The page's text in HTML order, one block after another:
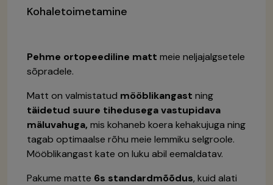
Kohaletoimetamine
Pehme ortopeediline matt meie neljajalgsetele
sõpradele.
Matt on valmistatud mööblikangast ning
täidetud suure tihedusega vastupidava
mäluvahuga, mis kohaneb koera kehakujuga ning
tagab optimaalse rõhu meie lemmiku selgroole.
Mööblikangast kate on luku abil eemaldatav.
Pakume matte 6s standardmõõdus, kuid alati